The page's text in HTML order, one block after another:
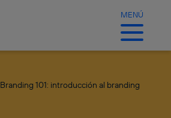
MENÚ
Branding 101: introducción al branding